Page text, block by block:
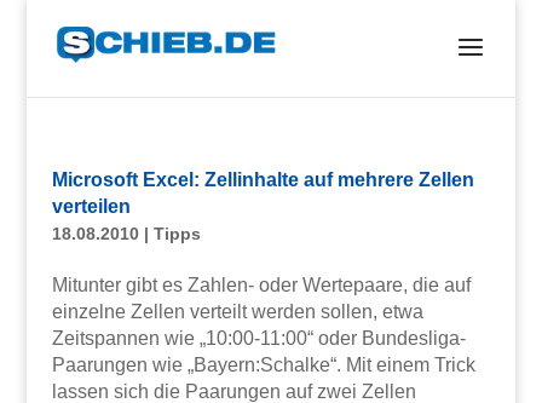
Microsoft Excel: Zellinhalte auf mehrere Zellen
verteilen
18.08.2010| Tipps
Mitunter gibt es Zahlen- oder Wertepaare, die auf
einzelne Zellen verteilt werden sollen, etwa
Zeitspannen wie „10:00-11:00“ oder Bundesliga-
Paarungen wie „Bayern:Schalke“. Mit einem Trick
lassen sich die Paarungen auf zwei Zellen